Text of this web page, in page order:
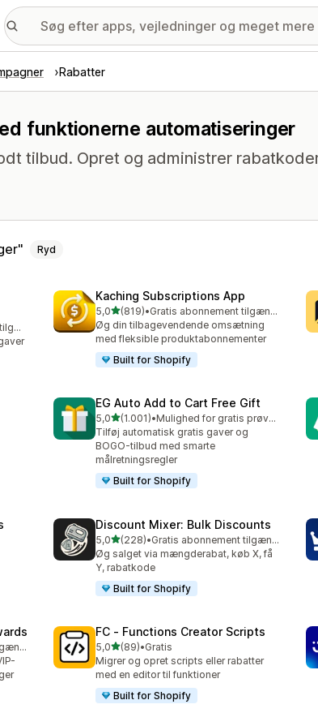
Rabatter
funktionerne automatiseringer
tilbud. Opret og administrer
Ryd
Gratis abonnement tilgængeligt
Kaching Subscriptions App
5,0ud af 5 stjerner
(819)
819 anmeldelser i alt
•
Gratis abonnement tilgængeligt
Øg din tilbagevendende omsætning
med fleksible produktabonnementer
Built for Shopify
EG Auto Add to Cart Free Gift
5,0ud af 5 stjerner
(1.001)
1001 anmeldelser i alt
•
Mulighed for gratis prøveperiode
Tilføj automatisk gratis gaver og
BOGO-tilbud med smarte
målretningsregler
Built for Shopify
Discount Mixer: Bulk Discounts
5,0ud af 5 stjerner
(228)
228 anmeldelser i alt
•
Gratis abonnement tilgængeligt
Øg salget via mængderabat, køb X, få
Y, rabatkode
Built for Shopify
Gratis abonnement tilgængeligt
FC ‑ Functions Creator Scripts
5,0ud af 5 stjerner
(89)
89 anmeldelser i alt
•Gratis
Migrer og opret scripts eller rabatter
med en editor til funktioner
Built for Shopify